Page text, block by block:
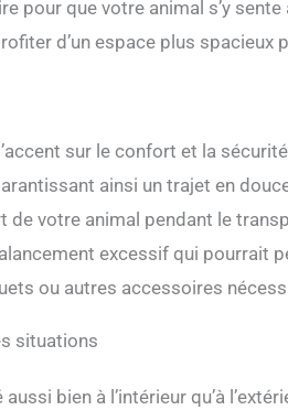
d'utilisation, il peut être
supérieure réglable permet à
s'engager avec le monde
pour que votre animal s’y
d’un espace plus spacieux
sur le confort et la
ainsi un trajet en
de votre animal pendant le
excessif qui pourrait
ou autres accessoires
situations
bien à l’intérieur qu’à